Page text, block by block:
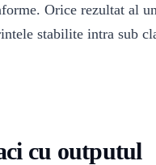
Orice rezultat al
stabilite intra sub
cu outputul